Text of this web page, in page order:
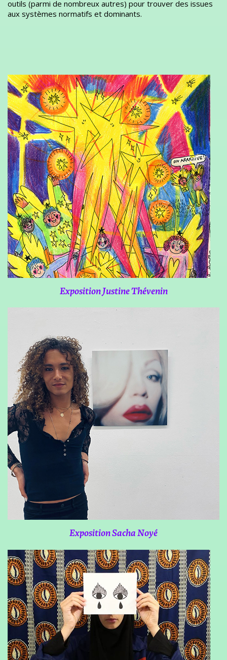
outils (parmi de nombreux autres) pour trouver des issues
aux systèmes normatifs et dominants.
Exposition Justine Thévenin
Exposition Sacha Noyé